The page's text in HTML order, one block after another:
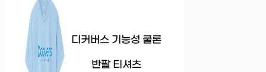
디커버스 기능성 쿨론
반팔 티셔츠